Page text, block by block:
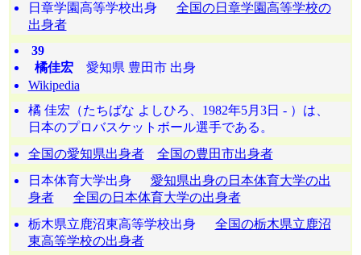
日章学園高等学校出身 全国の日章学園高等学校の
出身者
39
橘佳宏愛知県 豊田市 出身
Wikipedia
橘 佳宏（たちばな よしひろ、1982年5月3日 - ）は、
日本のプロバスケットボール選手である。
全国の愛知県出身者
全国の豊田市出身者
日本体育大学出身 愛知県出身の日本体育大学の出
身者
全国の日本体育大学の出身者
栃木県立鹿沼東高等学校出身 全国の栃木県立鹿沼
東高等学校の出身者